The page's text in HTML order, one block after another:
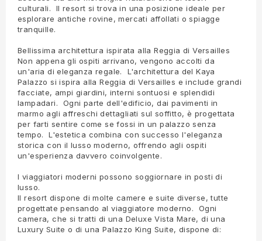
culturali. Il resort si trova in una posizione ideale per
esplorare antiche rovine, mercati affollati o spiagge
tranquille.
Bellissima architettura ispirata alla Reggia di Versailles
Non appena gli ospiti arrivano, vengono accolti da
un'aria di eleganza regale. L'architettura del Kaya
Palazzo si ispira alla Reggia di Versailles e include grandi
facciate, ampi giardini, interni sontuosi e splendidi
lampadari. Ogni parte dell'edificio, dai pavimenti in
marmo agli affreschi dettagliati sul soffitto, è progettata
per farti sentire come se fossi in un palazzo senza
tempo. L'estetica combina con successo l'eleganza
storica con il lusso moderno, offrendo agli ospiti
un'esperienza davvero coinvolgente.
I viaggiatori moderni possono soggiornare in posti di
lusso.
Il resort dispone di molte camere e suite diverse, tutte
progettate pensando al viaggiatore moderno. Ogni
camera, che si tratti di una Deluxe Vista Mare, di una
Luxury Suite o di una Palazzo King Suite, dispone di: